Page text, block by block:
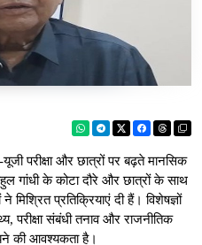
परीक्षा और छात्रों पर बढ़ते मानसिक
गांधी के कोटा दौरे और छात्रों के साथ
प्रतिक्रियाएं दी हैं। विशेषज्ञों
परीक्षा संबंधी तनाव और राजनीतिक
की आवश्यकता है।